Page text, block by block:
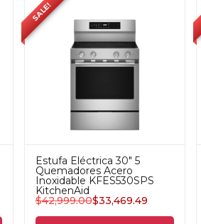
SALE!
Estufa Eléctrica 30" 5
Quemadores Acero
Inoxidable KFES530SPS
KitchenAid
$42,999.00$33,469.49